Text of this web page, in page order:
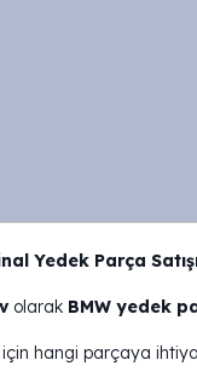
Yedek Parça
olarak BMW yedek
için hangi parçaya